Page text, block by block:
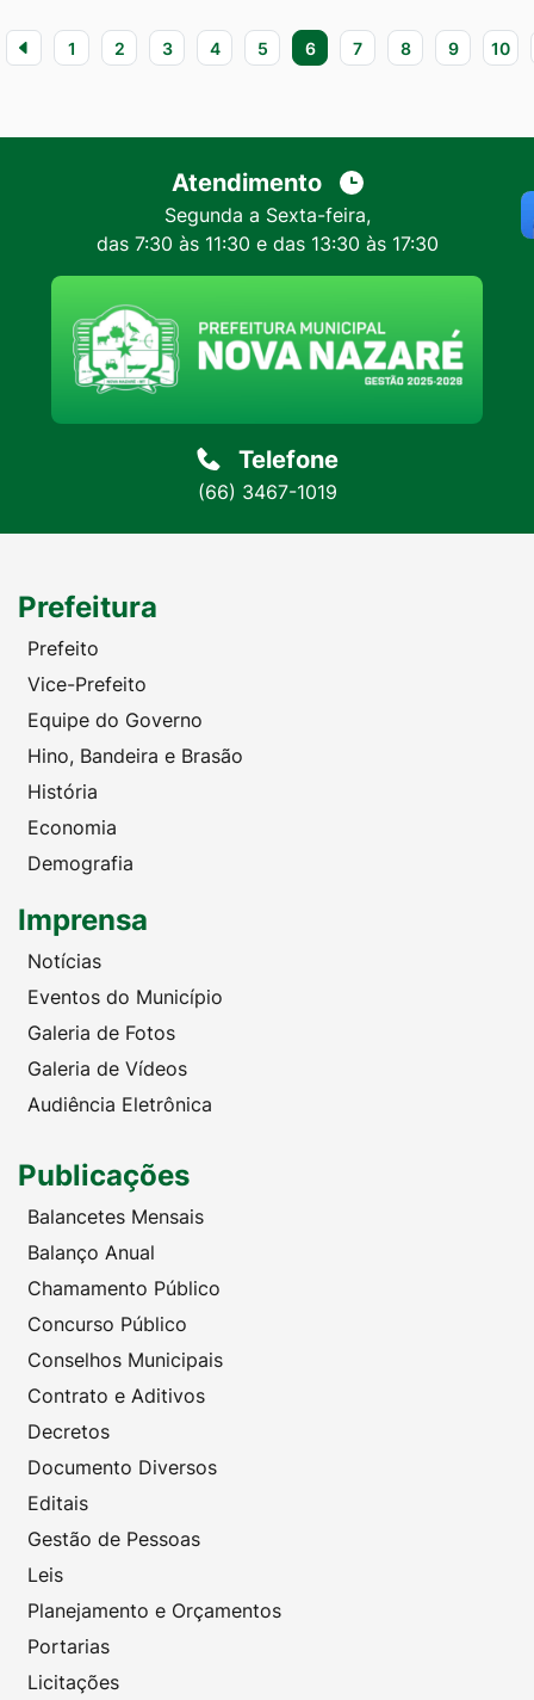
1 2 3 4 5 6 7 8 9 10
Atendimento
Segunda a Sexta-feira,
das 7:30 às 11:30 e das 13:30 às 17:30
Telefone
(66) 3467-1019
Prefeitura
Prefeito
Vice-Prefeito
Equipe do Governo
Hino, Bandeira e Brasão
História
Economia
Demografia
Imprensa
Notícias
Eventos do Município
Galeria de Fotos
Galeria de Vídeos
Audiência Eletrônica
Publicações
Balancetes Mensais
Balanço Anual
Chamamento Público
Concurso Público
Conselhos Municipais
Contrato e Aditivos
Decretos
Documento Diversos
Editais
Gestão de Pessoas
Leis
Planejamento e Orçamentos
Portarias
Licitações